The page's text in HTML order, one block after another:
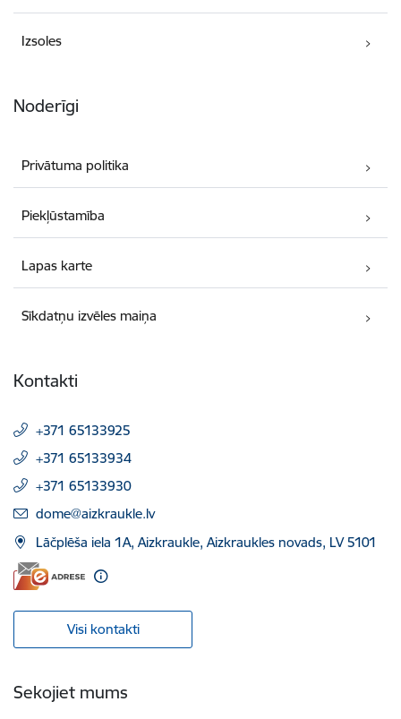
Izsoles
Noderīgi
Privātuma politika
Piekļūstamība
Lapas karte
Sīkdatņu izvēles maiņa
Kontakti
+371 65133925
+371 65133934
+371 65133930
E-pasts:
dome@aizkraukle.lv
Lāčplēša iela 1A, Aizkraukle, Aizkraukles novads, LV 5101
Visi kontakti
Sekojiet mums